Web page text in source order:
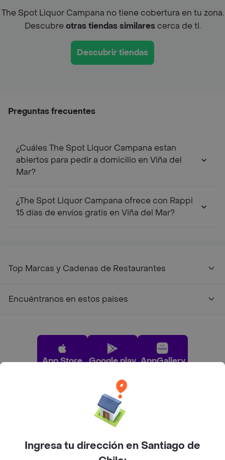
The Spot Liquor Campana no tiene cobertura en tu zona.
Descubreotras tiendas similarescerca de ti.
Descubrir tiendas
Preguntas frecuentes
¿Cuáles The Spot Liquor Campana estan
abiertos para pedir a domicilio en Viña del
Mar?
¿The Spot Liquor Campana ofrece con Rappi
15 días de envíos gratis en Viña del Mar?
Top Marcas y Cadenas de Restaurantes
Encuéntranos en estos países
App Store Google play AppGallery
Pide tu comida favorita cerca de ti
Categorías
Ingresa tu dirección en Santiago de